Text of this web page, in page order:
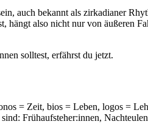
auch bekannt als zirkadianer
also nicht nur von äußeren
solltest, erfährst du jetzt.
= Zeit, bios = Leben, logos =
Frühaufsteher:innen,